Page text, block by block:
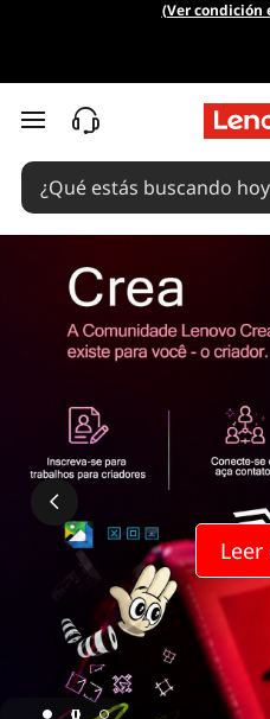
(Ver condición
Ir al contenido principal
Leer